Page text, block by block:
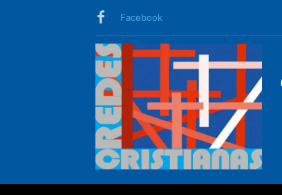
Facebook